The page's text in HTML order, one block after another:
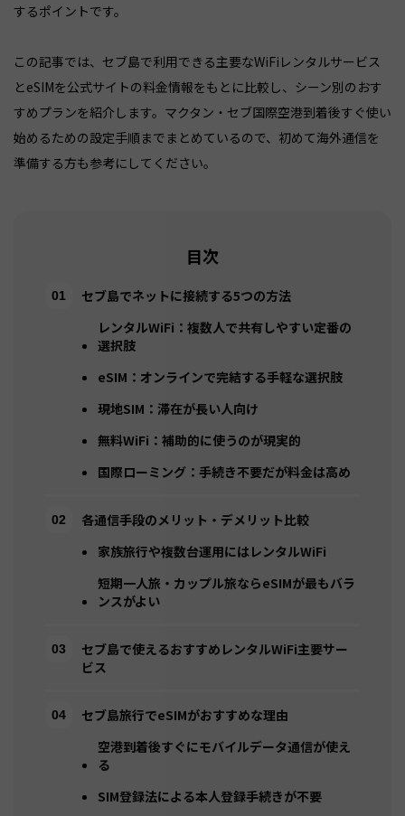
するポイントです。
この記事では、セブ島で利用できる主要なWiFiレンタルサービス
とeSIMを公式サイトの料金情報をもとに比較し、シーン別のおす
すめプランを紹介します。マクタン・セブ国際空港到着後すぐ使い
始めるための設定手順までまとめているので、初めて海外通信を
準備する方も参考にしてください。
目次
セブ島でネットに接続する5つの方法
レンタルWiFi：複数人で共有しやすい定番の
選択肢
eSIM：オンラインで完結する手軽な選択肢
現地SIM：滞在が長い人向け
無料WiFi：補助的に使うのが現実的
国際ローミング：手続き不要だが料金は高め
各通信手段のメリット・デメリット比較
家族旅行や複数台運用にはレンタルWiFi
短期一人旅・カップル旅ならeSIMが最もバラ
ンスがよい
セブ島で使えるおすすめレンタルWiFi主要サー
ビス
セブ島旅行でeSIMがおすすめな理由
空港到着後すぐにモバイルデータ通信が使え
る
SIM登録法による本人登録手続きが不要